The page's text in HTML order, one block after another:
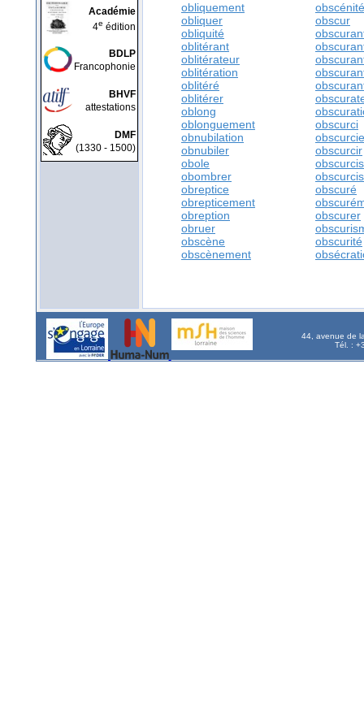
Académie
4e édition
BDLP
Francophonie
BHVF
attestations
DMF
(1330 - 1500)
obliquement
obscénité
obliquer
obscur
obliquité
oblitérant
oblitérateur
oblitération
oblitéré
oblitérer
oblong
oblonguement
obscurci
obnubilation
obscurcie
obnubiler
obscurcir
obole
obombrer
obreptice
obscuré
obrepticement
obreption
obscurer
obruer
obscène
obscurité
obscènement
44, avenue de
Tél. :